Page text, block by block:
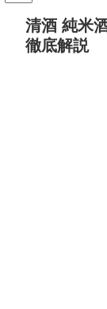
清酒 純米
徹底解説